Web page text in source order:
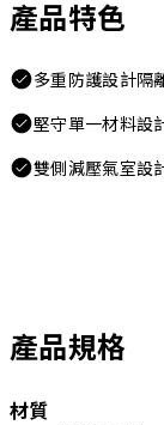
產品特色
多重防護設計隔
堅守單一材料設
雙側減壓氣室設
產品規格
材質